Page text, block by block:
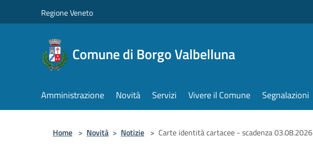
Regione Veneto
Comune di Borgo Valbelluna
Amministrazione Novità Servizi Vivere il Comune Segnalazioni
Home > Novità > Notizie > Carte identità cartacee - scadenza 03.08.2026